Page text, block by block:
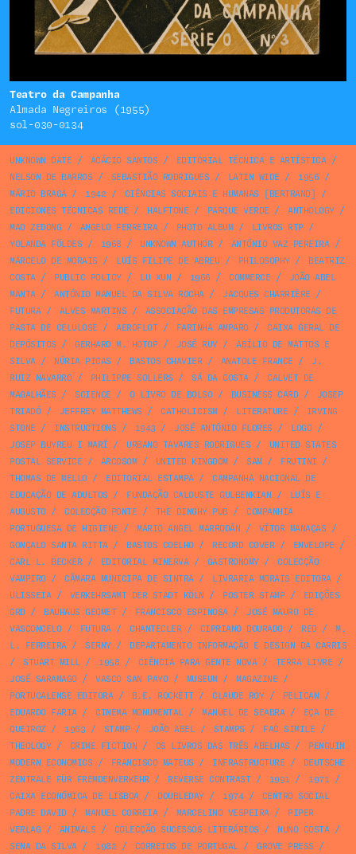
Teatro da Campanha
Almada Negreiros (1955)
sol-030-0134
UNKNOWN DATE / ACÁCIO SANTOS / EDITORIAL TÉCNICA E ARTÍSTICA/
NELSON DE BARROS / SEBASTIÃO RODRIGUES / LATIN WIDE / 1956 /
MÁRIO BRAGA/ 1942 / CIÊNCIAS SOCIAIS E HUMANAS [BERTRAND] /
EDICIONES TÉCNICAS REDE / HALFTONE / PARQUE VERDE / ANTHOLOGY/
MAO ZEDONG / ANGELO FERREIRA/ PHOTO ALBUM/ LIVROS RTP/
YOLANDA FÖLDES / 1968 / UNKNOWN AUTHOR/ ANTÓNIO VAZ PEREIRA/
MARCELO DE MORAIS / LUÍS FILIPE DE ABREU / PHILOSOPHY/
BEATRIZ
COSTA/ PUBLIC POLICY/ LU XUN / 1966 / COMMERCE /
JOÃO ABEL
MANTA/ ANTÓNIO MANUEL DA SILVA ROCHA/ JACQUES CHARRIÈRE /
FUTURA/ ALVES MARTINS /
ASSOCIAÇÃO DAS EMPRESAS PRODUTORAS DE
PASTA DE CELULOSE / AEROFLOT/ FARINHA AMPARO/
CAIXA GERAL DE
DEPÓSITOS / GERHARD M. HOTOP/ JOSÉ RUY/
ABÍLIO DE MATTOS E
SILVA/ NÚRIA PICAS / BASTOS CHAVIER/ ANATOLE FRANCE /
J.
RUIZ NAVARRO/ PHILIPPE SOLLERS / SÁ DA COSTA/
CALVET DE
MAGALHÃES / SCIENCE / O LIVRO DE BOLSO/ BUSINESS CARD/
JOSEP
TRIADÓ/ JEFFREY MATTHEWS / CATHOLICISM/ LITERATURE /
IRVING
STONE / INSTRUCTIONS / 1943 / JOSÉ ANTÓNIO FLORES / LOGO/
JOSEP BUYREU I MARÍ / URBANO TAVARES RODRIGUES /
UNITED STATES
POSTAL SERVICE / ARCOSOM/ UNITED KINGDOM/ SAM/ FRUTINI /
THOMAS DE MELLO/ EDITORIAL ESTAMPA/
CAMPANHA NACIONAL DE
EDUCAÇÃO DE ADULTOS / FUNDAÇÃO CALOUSTE GULBENKIAN /
LUÍS E
AUGUSTO/ COLECÇÃO PONTE / THE DINGHY PUB/
COMPANHIA
PORTUGUESA DE HIGIENE / MARIO ANGEL MARRODÁN / VÍTOR MANAÇAS /
GONÇALO SANTA RITTA/ BASTOS COELHO/ RECORD COVER/ ENVELOPE /
CARL L. BECKER/ EDITORIAL MINERVA/ GASTRONOMY/
COLECÇÃO
VAMPIRO/ CÂMARA MUNICIPA DE SINTRA/ LIVRARIA MORAIS EDITORA/
ULISSEIA/ VERKEHRSAMT DER STADT KÖLN / POSTER STAMP/
EDIÇÕES
GRD/ BAUHAUS GEOMET/ FRANCISCO ESPINOSA/
JOSÉ MAURO DE
VASCONCELO/ FUTURA/ CHANTECLER/ CIPRIANO DOURADO/ RED/
M.
L. FERREIRA/ SERNY/
DEPARTAMENTO INFORMAÇÃO E DESIGN DA CARRIS
/
STUART MILL/ 1958 / CIÊNCIA PARA GENTE NOVA/ TERRA LIVRE /
JOSÉ SARAMAGO/ VASCO SAN PAYO/ MUSEUM/ MAGAZINE /
PORTUCALENSE EDITORA/ B.E. ROCKETT/ CLAUDE ROY/ PELICAN /
EDUARDO FARIA/ CINEMA MONUMENTAL/ MANUEL DE SEABRA/
EÇA DE
QUEIROZ / 1963 / STAMP/ JOÃO ABEL/ STAMPS / FAC SIMILE /
THEOLOGY/ CRIME FICTION / OS LIVROS DAS TRÊS ABELHAS /
PENGUIN
MODERN ECONOMICS / FRANCISCO MATEUS / INFRASTRUCTURE /
DEUTSCHE
ZENTRALE FÜR FREMDENVERKEHR/ REVERSE CONTRAST/ 1991 / 1971 /
CAIXA ECONÓMICA DE LISBOA/ DOUBLEDAY/ 1974/
CENTRO SOCIAL
PADRE DAVID/ MANUEL CORREIA/ MARCELINO VESPEIRA/
PIPER
VERLAG / ANIMALS / COLECÇÃO SUCESSOS LITERÁRIOS / NUNO COSTA/
SENA DA SILVA/ 1982 / CORREIOS DE PORTUGAL/ GROVE PRESS /